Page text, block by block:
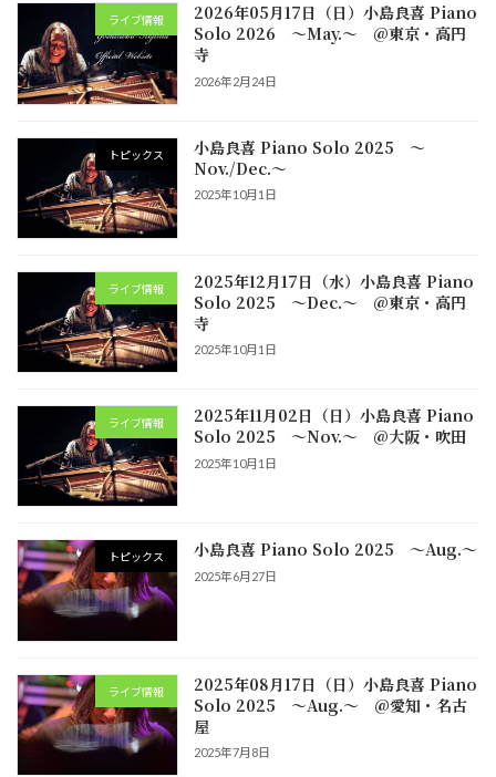
ライブ情報
2026年05月17日（日）小島良喜 Piano
Solo 2026 ～May.～ @東京・高円
寺
2026年2月24日
トピックス
小島良喜 Piano Solo 2025 ～
Nov./Dec.～
2025年10月1日
ライブ情報
2025年12月17日（水）小島良喜 Piano
Solo 2025 ～Dec.～ @東京・高円
寺
2025年10月1日
ライブ情報
2025年11月02日（日）小島良喜 Piano
Solo 2025 ～Nov.～ @大阪・吹田
2025年10月1日
トピックス 小島良喜 Piano Solo 2025 ～Aug.～
2025年6月27日
ライブ情報
2025年08月17日（日）小島良喜 Piano
Solo 2025 ～Aug.～ @愛知・名古
屋
2025年7月8日